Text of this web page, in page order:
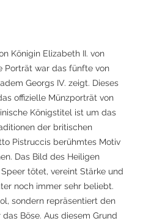
Königin Elizabeth II. von
Porträt war das fünfte von
Georgs IV. zeigt. Dieses
offizielle Münzporträt von
Königstitel ist um das
der britischen
Pistruccis berühmtes Motiv
Das Bild des Heiligen
tötet, vereint Stärke und
noch immer sehr beliebt.
sondern repräsentiert den
Böse. Aus diesem Grund